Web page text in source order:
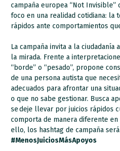
campaña europea “Not Invisible”
foco en una realidad cotidiana: la
rápidos ante comportamientos
La campaña invita a la ciudadanía
la mirada. Frente a
“borde” o “pesado”, propone
de una persona autista que
adecuados para afrontar una
o que no sabe gestionar. Busca
se deje llevar por juicios rápidos
comporta de manera diferente en
ello, los hashtag de campaña
#MenosJuiciosMásApoyos